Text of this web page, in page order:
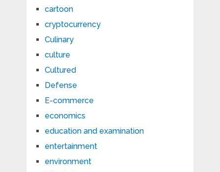
cartoon
cryptocurrency
Culinary
culture
Cultured
Defense
E-commerce
economics
education and examination
entertainment
environment